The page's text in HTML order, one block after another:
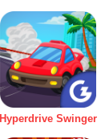
Hyperdrive Swinger